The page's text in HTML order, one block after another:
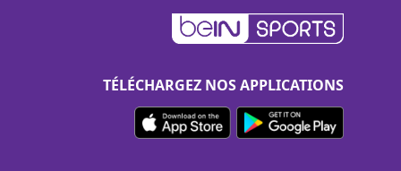
TÉLÉCHARGEZ NOS APPLICATIONS